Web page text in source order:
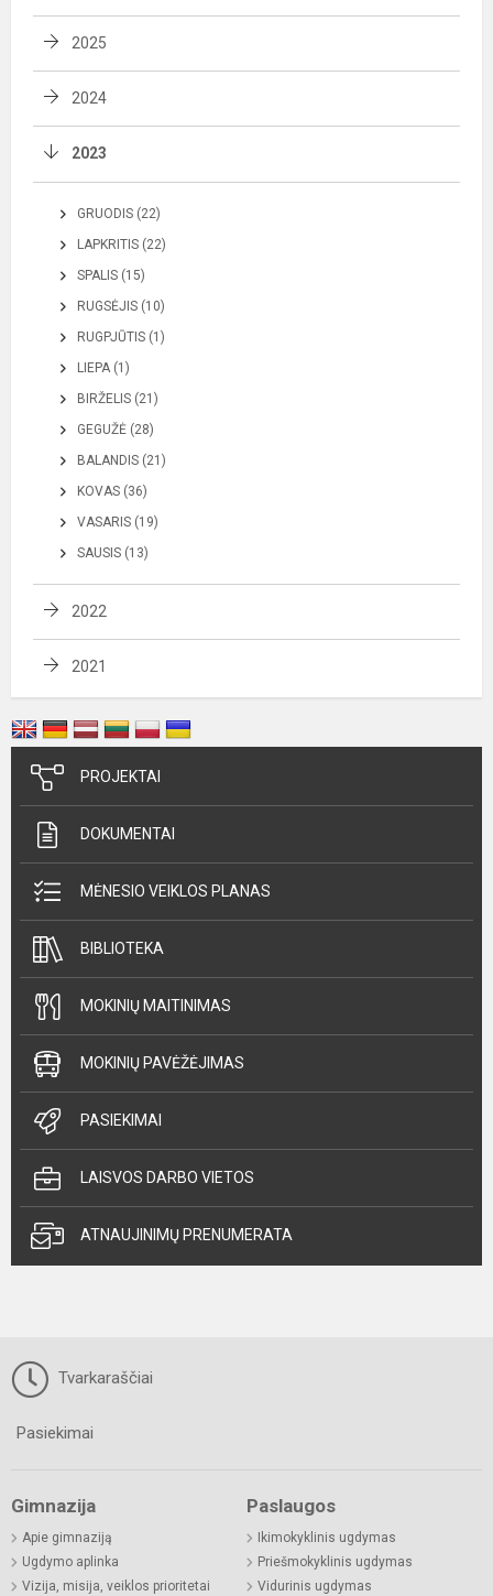
2025
2024
2023
GRUODIS (22)
LAPKRITIS (22)
SPALIS (15)
RUGSĖJIS (10)
RUGPJŪTIS (1)
LIEPA (1)
BIRŽELIS (21)
GEGUŽĖ (28)
BALANDIS (21)
KOVAS (36)
VASARIS (19)
SAUSIS (13)
2022
2021
PROJEKTAI
DOKUMENTAI
MĖNESIO VEIKLOS PLANAS
BIBLIOTEKA
MOKINIŲ MAITINIMAS
MOKINIŲ PAVĖŽĖJIMAS
PASIEKIMAI
LAISVOS DARBO VIETOS
ATNAUJINIMŲ PRENUMERATA
Tvarkaraščiai
Pasiekimai
Gimnazija
Apie gimnaziją
Ugdymo aplinka
Vizija, misija, veiklos prioritetai
Paslaugos
Ikimokyklinis ugdymas
Priešmokyklinis ugdymas
Vidurinis ugdymas